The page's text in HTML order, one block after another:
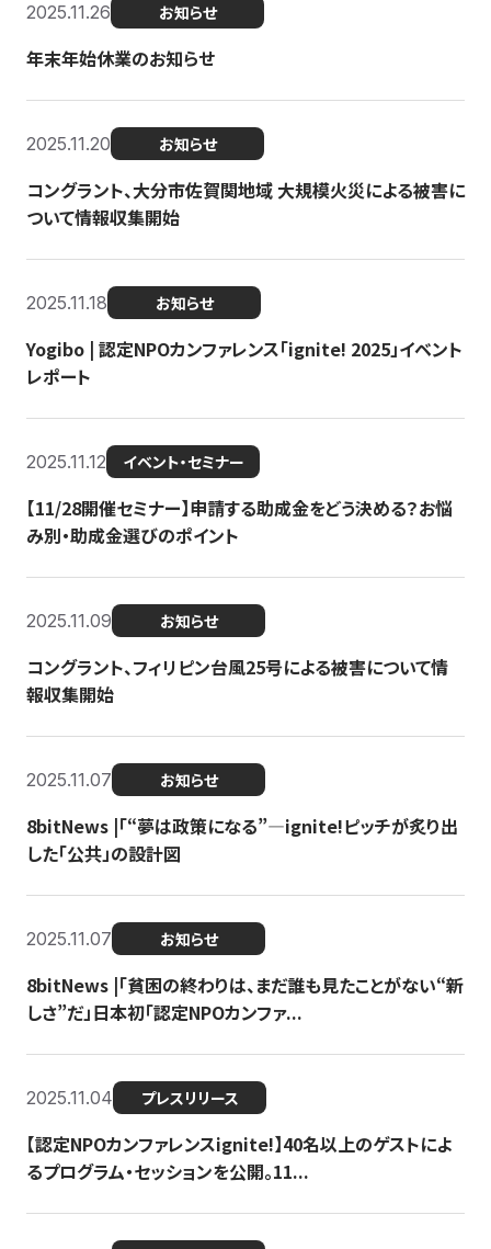
2025.11.26 お知らせ
年末年始休業のお知らせ
2025.11.20 お知らせ
コングラント、大分市佐賀関地域 大規模火災による被害に
ついて情報収集開始
2025.11.18 お知らせ
Yogibo | 認定NPOカンファレンス「ignite! 2025」イベント
レポート
2025.11.12 イベント・セミナー
【11/28開催セミナー】申請する助成金をどう決める？お悩
み別・助成金選びのポイント
2025.11.09 お知らせ
コングラント、フィリピン台風25号による被害について情
報収集開始
2025.11.07 お知らせ
8bitNews |「“夢は政策になる”—ignite!ピッチが炙り出
した「公共」の設計図
2025.11.07 お知らせ
8bitNews |「貧困の終わりは、まだ誰も見たことがない“新
しさ”だ」日本初「認定NPOカンファ...
2025.11.04 プレスリリース
【認定NPOカンファレンスignite!】40名以上のゲストによ
るプログラム・セッションを公開。11...